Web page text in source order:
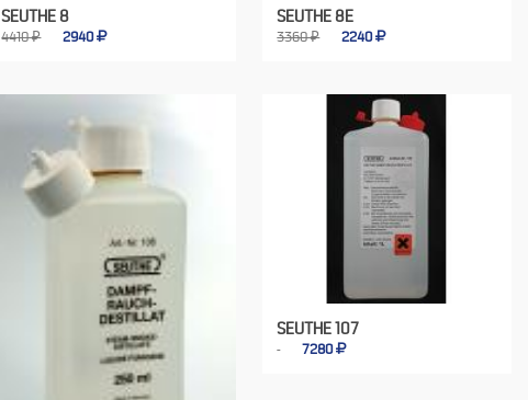
SEUTHE 8
4410 ₽ 2940
SEUTHE 8E
3360 ₽ 2240
SEUTHE 107
7280